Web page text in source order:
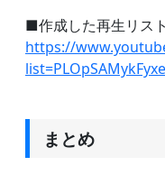
■作成した再生リスト
https://
まとめ